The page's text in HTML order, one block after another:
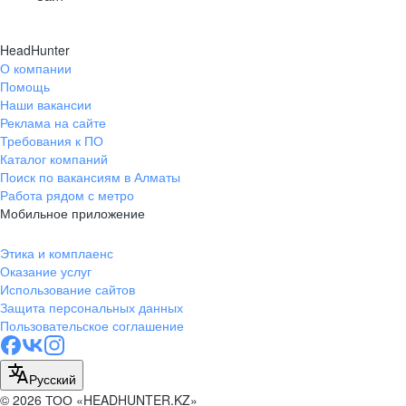
HeadHunter
О компании
Помощь
Наши вакансии
Реклама на сайте
Требования к ПО
Каталог компаний
Поиск по вакансиям в Алматы
Работа рядом с метро
Мобильное приложение
Этика и комплаенс
Оказание услуг
Использование сайтов
Защита персональных данных
Пользовательское соглашение
Русский
© 2026 ТОО «HEADHUNTER.KZ»